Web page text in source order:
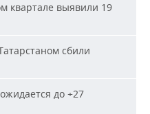
квартале выявили 19
сбили
до +27